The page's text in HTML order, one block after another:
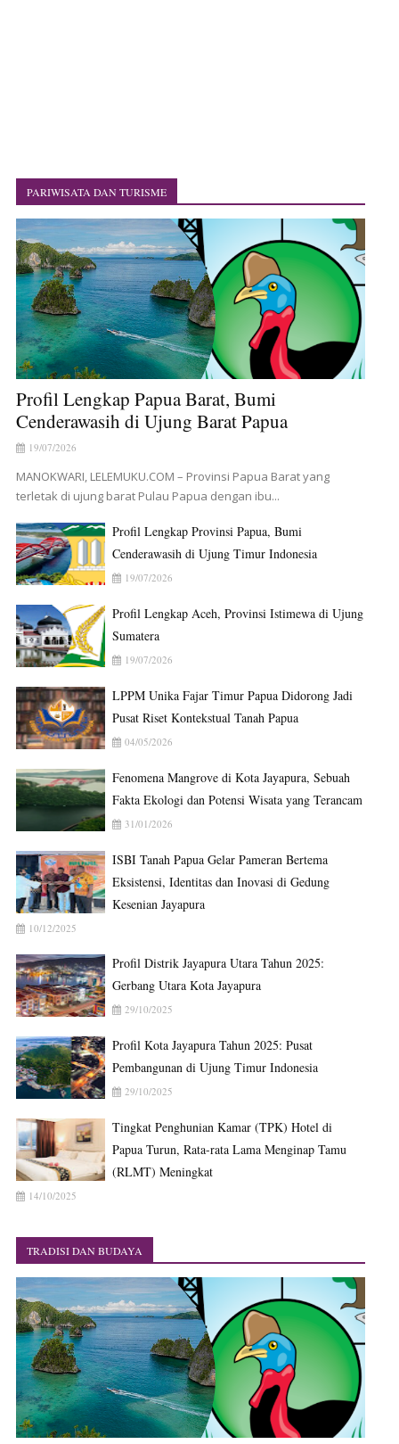
PARIWISATA DAN TURISME
Profil Lengkap Papua Barat, Bumi
Cenderawasih di Ujung Barat Papua
19/07/2026
MANOKWARI, LELEMUKU.COM – Provinsi Papua Barat yang
terletak di ujung barat Pulau Papua dengan ibu...
Profil Lengkap Provinsi Papua, Bumi
Cenderawasih di Ujung Timur Indonesia
19/07/2026
Profil Lengkap Aceh, Provinsi Istimewa di Ujung
Sumatera
19/07/2026
LPPM Unika Fajar Timur Papua Didorong Jadi
Pusat Riset Kontekstual Tanah Papua
04/05/2026
Fenomena Mangrove di Kota Jayapura, Sebuah
Fakta Ekologi dan Potensi Wisata yang Terancam
31/01/2026
ISBI Tanah Papua Gelar Pameran Bertema
Eksistensi, Identitas dan Inovasi di Gedung
Kesenian Jayapura
10/12/2025
Profil Distrik Jayapura Utara Tahun 2025:
Gerbang Utara Kota Jayapura
29/10/2025
Profil Kota Jayapura Tahun 2025: Pusat
Pembangunan di Ujung Timur Indonesia
29/10/2025
Tingkat Penghunian Kamar (TPK) Hotel di
Papua Turun, Rata-rata Lama Menginap Tamu
(RLMT) Meningkat
14/10/2025
TRADISI DAN BUDAYA